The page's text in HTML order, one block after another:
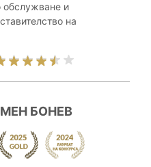
обслужване и
на
БОНЕВ